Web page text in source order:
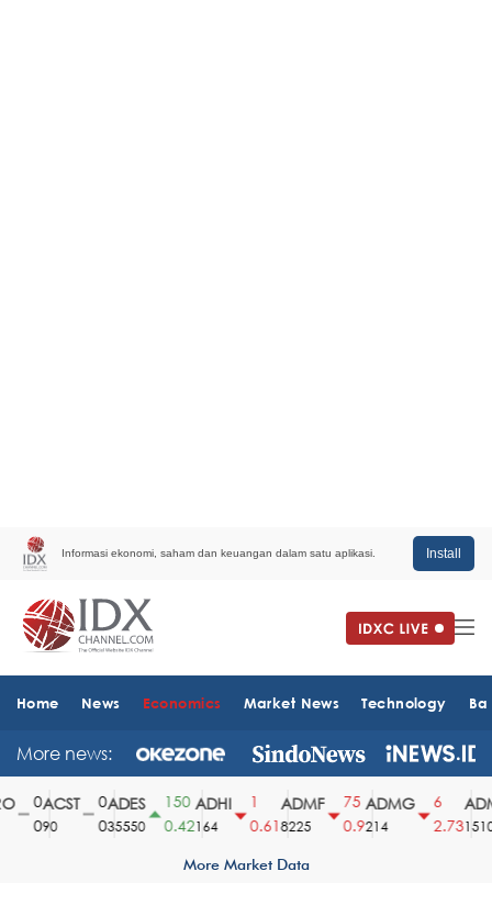
Informasi ekonomi, saham dan keuangan dalam satu aplikasi. Install
Home News Economics Market News Technology
More news:
ACST
90
ADES
35550
150
0.42
ADHI
164
0.61
ADMF
8225
75
0.9
ADMG
214
2.731510
More Market Data